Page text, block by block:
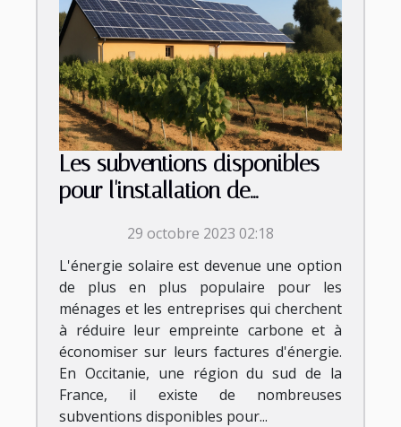
Les subventions disponibles
pour l'installation de
Occitanie29 octobre 2023 02:18
L'énergie solaire est devenue une option
de plus en plus populaire pour les
ménages et les entreprises qui cherchent
à réduire leur empreinte carbone et à
économiser sur leurs factures d'énergie.
En Occitanie, une région du sud de la
France, il existe de nombreuses
subventions disponibles pour...